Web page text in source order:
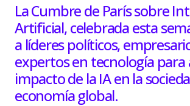
La Cumbre de París sobre
Artificial, celebrada esta
a líderes políticos,
expertos en tecnología para
impacto de la IA en la
economía global.